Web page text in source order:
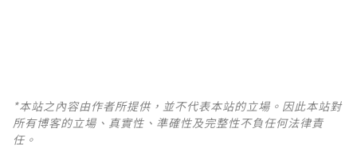
*本站之內容由作者所提供，並不代表本站的立場。因此本站對
所有博客的立場、真實性、準確性及完整性不負任何法律責
任。